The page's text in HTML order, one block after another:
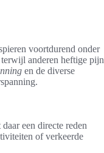
voortdurend onder
anderen heftige pijn
en de diverse
een directe reden
of verkeerde